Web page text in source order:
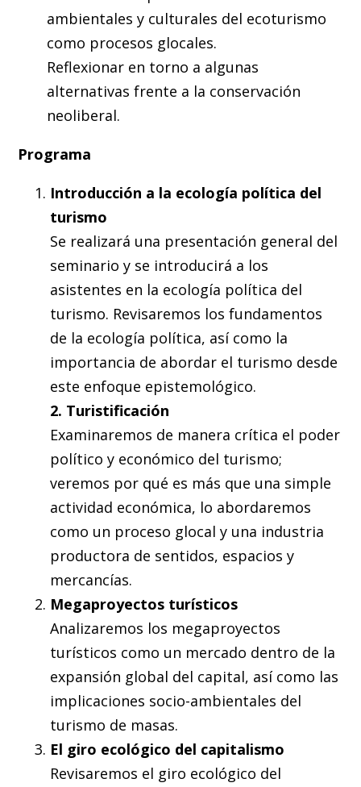
ambientales y culturales del ecoturismo
como procesos glocales.
Reflexionar en torno a algunas
alternativas frente a la conservación
neoliberal.
Programa
Introducción a la ecología política del
turismo
Se realizará una presentación general del
seminario y se introducirá a los
asistentes en la ecología política del
turismo. Revisaremos los fundamentos
de la ecología política, así como la
importancia de abordar el turismo desde
este enfoque epistemológico.
2. Turistificación
Examinaremos de manera crítica el poder
político y económico del turismo;
veremos por qué es más que una simple
actividad económica, lo abordaremos
como un proceso glocal y una industria
productora de sentidos, espacios y
mercancías.
Megaproyectos turísticos
Analizaremos los megaproyectos
turísticos como un mercado dentro de la
expansión global del capital, así como las
implicaciones socio-ambientales del
turismo de masas.
El giro ecológico del capitalismo
Revisaremos el giro ecológico del